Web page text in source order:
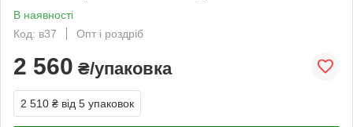
В наявності
Код: в37
Опт і роздріб
2 560 ₴/упаковка
2 510 ₴ від 5 упаковок